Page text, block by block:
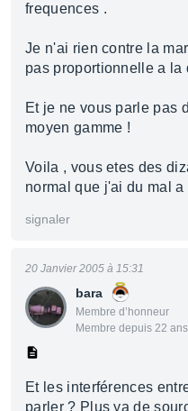
frequences .
Je n'ai rien contre la
pas proportionnelle a la
Et je ne vous parle pas
moyen gamme !
Voila , vous etes des
normal que j'ai du mal a
signaler
bara
Membre d’honneur
Membre depuis 22 ans
20 Janvier 2005 à 15:31
Et les interférences
parler ? Plus ya de